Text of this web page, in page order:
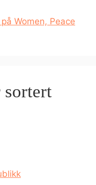
Women, Peace